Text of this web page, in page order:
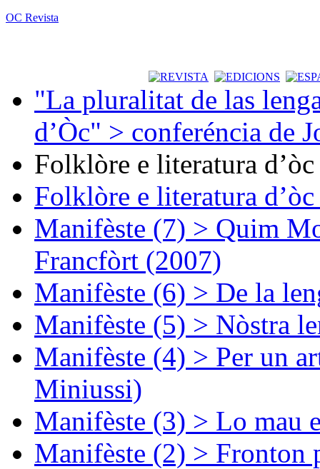
OC Revista
"La pluralitat de las
d’Òc" > conferéncia de
Folklòre e literatura
Folklòre e literatura
Manifèste (7) > Quim
Francfòrt (2007)
Manifèste (6) > De la
Manifèste (5) > Nòstra
Manifèste (4) > Per un
Miniussi)
Manifèste (3) > Lo mau
Manifèste (2) > Fronton